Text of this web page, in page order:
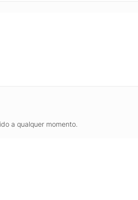
a qualquer momento.